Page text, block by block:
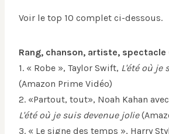
Voir le top 10 complet ci-dessous.
Rang, chanson, artiste, spectacle
1. « Robe », Taylor Swift, L'été où je
(Amazon Prime Vidéo)
2. «Partout, tout», Noah Kahan
L'été où je suis devenue jolie
3. « Le signe des temps », Harry